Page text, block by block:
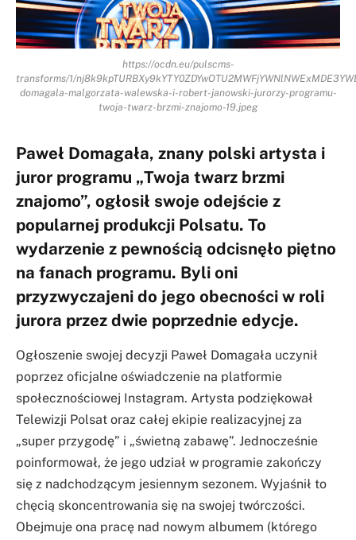
https://ocdn.eu/pulscms-
transforms/1/
domagala-malgorzata-walewska-i-robert-janowski-jurorzy-programu-
twoja-twarz-brzmi-znajomo-19.jpeg
Paweł Domagała, znany polski artysta i
juror programu „Twoja twarz brzmi
znajomo”, ogłosił swoje odejście z
popularnej produkcji Polsatu. To
wydarzenie z pewnością odcisnęło piętno
na fanach programu. Byli oni
przyzwyczajeni do jego obecności w roli
jurora przez dwie poprzednie edycje.
Ogłoszenie swojej decyzji Paweł Domagała uczynił
poprzez oficjalne oświadczenie na platformie
społecznościowej Instagram. Artysta podziękował
Telewizji Polsat oraz całej ekipie realizacyjnej za
„super przygodę” i „świetną zabawę”. Jednocześnie
poinformował, że jego udział w programie zakończy
się z nadchodzącym jesiennym sezonem. Wyjaśnił to
chęcią skoncentrowania się na swojej twórczości.
Obejmuje ona pracę nad nowym albumem (którego